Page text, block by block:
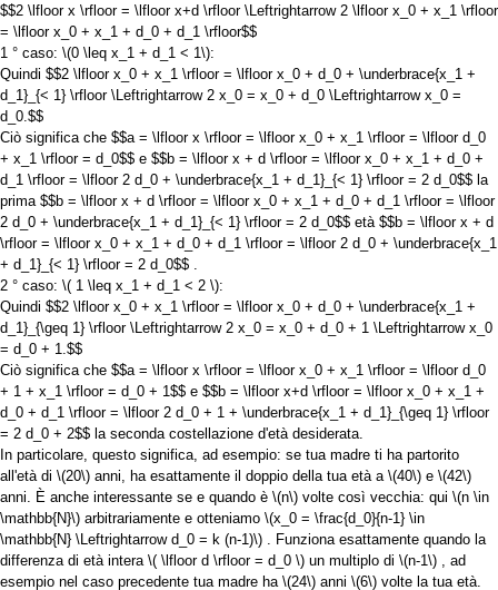
$$2 \lfloor x \rfloor = \lfloor x+d \rfloor \Leftrightarrow 2 \lfloor x_0 + x_1 \rfloor
= \lfloor x_0 + x_1 + d_0 + d_1 \rfloor$$
1 ° caso: \(0 \leq x_1 + d_1 < 1\):
Quindi $$2 \lfloor x_0 + x_1 \rfloor = \lfloor x_0 + d_0 + \underbrace{x_1 +
d_1}_{< 1} \rfloor \Leftrightarrow 2 x_0 = x_0 + d_0 \Leftrightarrow x_0 =
d_0.$$
Ciò significa che $$a = \lfloor x \rfloor = \lfloor x_0 + x_1 \rfloor = \lfloor d_0
+ x_1 \rfloor = d_0$$ e $$b = \lfloor x + d \rfloor = \lfloor x_0 + x_1 + d_0 +
d_1 \rfloor = \lfloor 2 d_0 + \underbrace{x_1 + d_1}_{< 1} \rfloor = 2 d_0$$ la
prima $$b = \lfloor x + d \rfloor = \lfloor x_0 + x_1 + d_0 + d_1 \rfloor = \lfloor
2 d_0 + \underbrace{x_1 + d_1}_{< 1} \rfloor = 2 d_0$$ età $$b = \lfloor x + d
\rfloor = \lfloor x_0 + x_1 + d_0 + d_1 \rfloor = \lfloor 2 d_0 + \underbrace{x_1
+ d_1}_{< 1} \rfloor = 2 d_0$$
2 ° caso: \( 1 \leq x_1 + d_1 < 2 \):
Quindi $$2 \lfloor x_0 + x_1 \rfloor = \lfloor x_0 + d_0 + \underbrace{x_1 +
d_1}_{\geq 1} \rfloor \Leftrightarrow 2 x_0 = x_0 + d_0 + 1 \Leftrightarrow x_0
= d_0 + 1.$$
Ciò significa che $$a = \lfloor x \rfloor = \lfloor x_0 + x_1 \rfloor = \lfloor d_0
+ 1 + x_1 \rfloor = d_0 + 1$$ e $$b = \lfloor x+d \rfloor = \lfloor x_0 + x_1 +
d_0 + d_1 \rfloor = \lfloor 2 d_0 + 1 + \underbrace{x_1 + d_1}_{\geq 1} \rfloor
= 2 d_0 + 2$$ la seconda costellazione d'età desiderata.
In particolare, questo significa, ad esempio: se tua madre ti ha partorito
all'età di \(20\) anni, ha esattamente il doppio della tua età a \(40\) e \(42\)
anni. È anche interessante se e quando è \(n\) volte così vecchia: qui \(n \in
\mathbb{N}\) arbitrariamente e otteniamo \(x_0 = \frac{d_0}{n-1} \in
\mathbb{N} \Leftrightarrow d_0 = k (n-1)\) . Funziona esattamente quando la
differenza di età intera \( \lfloor d \rfloor = d_0 \) un multiplo di \(n-1\) , ad
esempio nel caso precedente tua madre ha \(24\) anni \(6\) volte la tua età.